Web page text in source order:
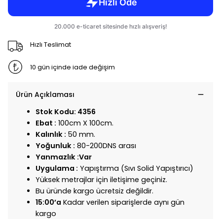
Hızlı Teslimat
10 gün içinde iade değişim
Ürün Açıklaması
Stok Kodu: 4356
Ebat : 100cm X 100cm.
Kalınlık : 50 mm.
Yoğunluk : 80-200DNS arası
Yanmazlık :Var
Uygulama : Yapıştırma (Sıvı Solid Yapıştırıcı)
Yüksek metrajlar için iletişime geçiniz.
Bu üründe kargo ücretsiz değildir.
15:00’a Kadar verilen siparişlerde aynı gün
kargo